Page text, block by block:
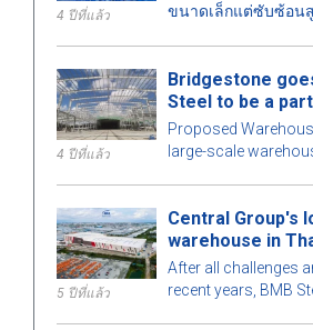
4 ปีที่แล้ว
ขนาดเล็กแต่ซับซ้อนสู
สมบูรณ์แบบสูงสุด มา
สนใจในอาคารเหล็กส
Steel ในบทความด้าน
4 ปีที่แล้ว
Bridgestone
Steel to be a
Warehouse
Proposed
large-scale
5 ปีที่แล้ว
Central Group's
warehouse in
After all challenges
recent years, BMB